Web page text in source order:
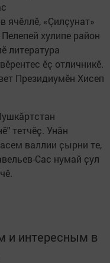
ячĕллĕ, «Çилçунат»
хулипе район
литература
ĕç отличникĕ.
Президиумĕн Хисеп
тетчӗҫ. Унӑн
валлии ҫырни те,
Сас нумай ҫул
и интересным в